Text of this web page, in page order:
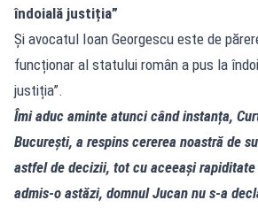
îndoială justiția”
Și avocatul Ioan Georgescu este de
funcționar al statului român a pus la
justiția”.
Îmi aduc aminte atunci când instanța,
București, a respins cererea noastră de
astfel de decizii, tot cu aceeași
admis‑o astăzi, domnul Jucan nu s‑a